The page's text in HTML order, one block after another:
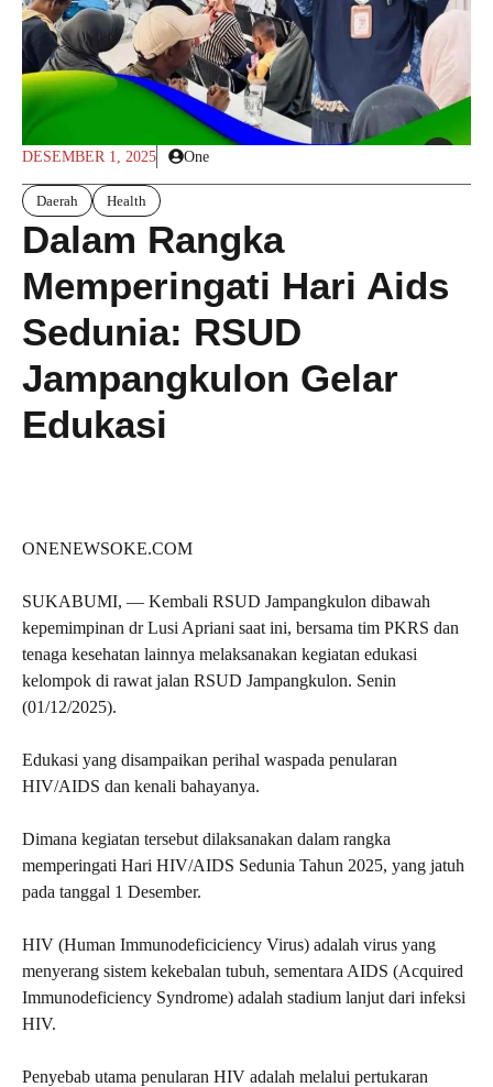
DESEMBER 1, 2025 One
Daerah Health
Dalam Rangka
Memperingati Hari Aids
Sedunia: RSUD
Jampangkulon Gelar
Edukasi
ONENEWSOKE.COM
SUKABUMI, — Kembali RSUD Jampangkulon dibawah
kepemimpinan dr Lusi Apriani saat ini, bersama tim PKRS dan
tenaga kesehatan lainnya melaksanakan kegiatan edukasi
kelompok di rawat jalan RSUD Jampangkulon. Senin
(01/12/2025).
Edukasi yang disampaikan perihal waspada penularan
HIV/AIDS dan kenali bahayanya.
Dimana kegiatan tersebut dilaksanakan dalam rangka
memperingati Hari HIV/AIDS Sedunia Tahun 2025, yang jatuh
pada tanggal 1 Desember.
HIV (Human Immunodeficiciency Virus) adalah virus yang
menyerang sistem kekebalan tubuh, sementara AIDS (Acquired
Immunodeficiency Syndrome) adalah stadium lanjut dari infeksi
HIV.
Penyebab utama penularan HIV adalah melalui pertukaran